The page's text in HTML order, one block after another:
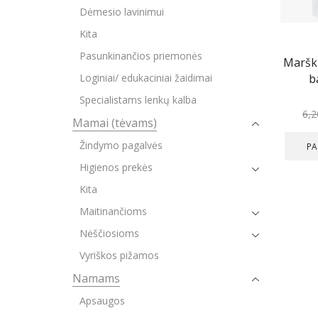
Dėmesio lavinimui
Kita
Pasunkinančios priemonės
Loginiai/ edukaciniai žaidimai
Specialistams lenkų kalba
Mamai (tėvams)
Žindymo pagalvės
Higienos prekės
Kita
Maitinančioms
Nėščiosioms
Vyriškos pižamos
Namams
Apsaugos